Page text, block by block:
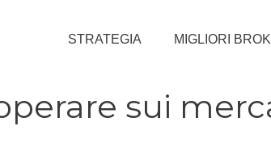
STRATEGIA MIGLIORI
sui